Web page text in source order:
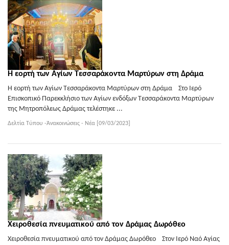
Η εορτή των Αγίων Τεσσαράκοντα Μαρτύρων στη Δράμα
Η εορτή των Αγίων Τεσσαράκοντα Μαρτύρων στη Δράμα Στο Ιερό
Επισκοπικό Παρεκκλήσιο των Αγίων ενδόξων Τεσσαράκοντα Μαρτύρων
της Μητροπόλεως Δράμας τελέστηκε ...
Δελτία Τύπου -Ἀνακοινώσεις - Νέα [09/03/2023]
Χειροθεσία πνευματικού από τον Δράμας Δωρόθεο
Χειροθεσία πνευματικού από τον Δράμας Δωρόθεο Στον Ιερό Ναό Αγίας